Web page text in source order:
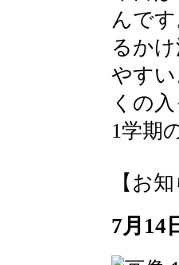
んで
るか
やす
くの
1学期
【お
7月